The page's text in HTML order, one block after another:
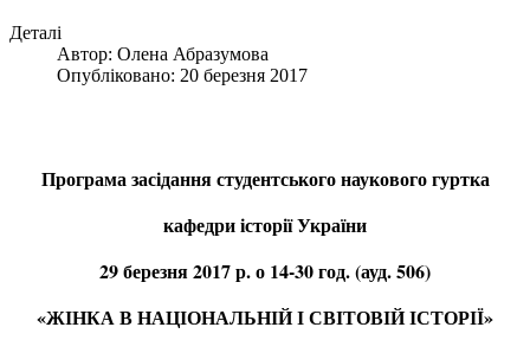
Деталі
Автор: Олена Абразумова
Опубліковано: 20 березня 2017
Програма засідання студентського наукового гуртка
кафедри історії України
29 березня 2017 р. о 14-30 год. (ауд. 506)
«ЖІНКА В НАЦІОНАЛЬНІЙ І СВІТОВІЙ ІСТОРІЇ»